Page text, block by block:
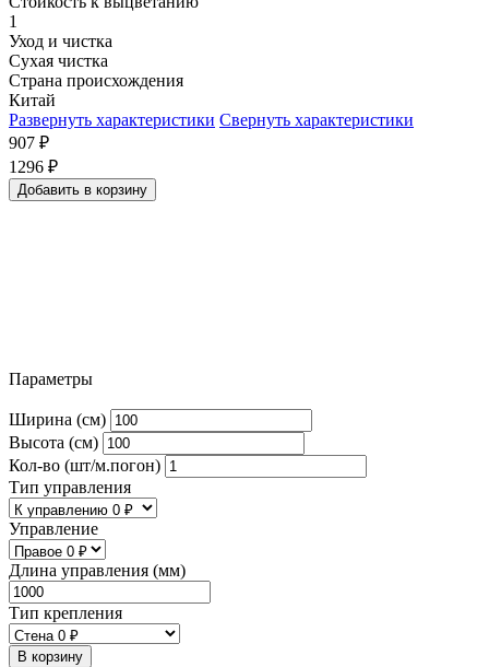
1
Уход и чистка
Сухая чистка
Страна происхождения
Китай
Развернуть характеристики Свернуть характеристики
907 ₽
1296 ₽
Добавить в корзину
Параметры
Ширина (см)
Высота (см)
Кол-во (шт/м.погон)
Тип управления
Управление
Длина управления (мм)
Тип крепления
В корзину